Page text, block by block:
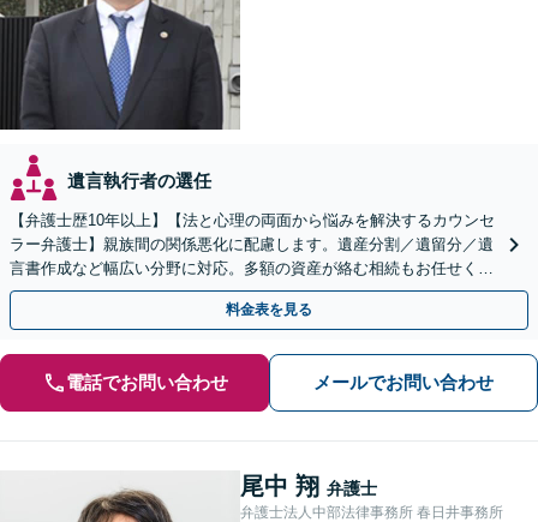
遺言執行者の選任
【弁護士歴10年以上】【法と心理の両面から悩みを解決するカウンセ
ラー弁護士】親族間の関係悪化に配慮します。遺産分割／遺留分／遺
言書作成など幅広い分野に対応。多額の資産が絡む相続もお任せくだ
さい。【夜間・休日の相談可能】【駐車場完備】
料金表を見る
電話でお問い合わせ メールでお問い合わせ
尾中 翔 弁護士
弁護士法人中部法律事務所 春日井事務所